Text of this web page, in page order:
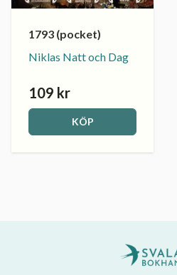
1793 (pocket)
Niklas Natt och Dag
109 kr
KÖP